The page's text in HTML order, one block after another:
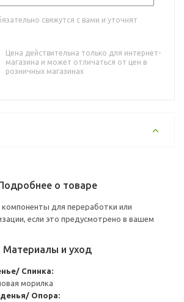
свяжутся с вами и уточнят
Цена действительна только для интернет-
магазина и может отличаться от цен в
розничных магазинах
о товаре
для переработки или
если это предусмотрено в вашем
Материалы и уход
Спинка:
морилка
Опора: